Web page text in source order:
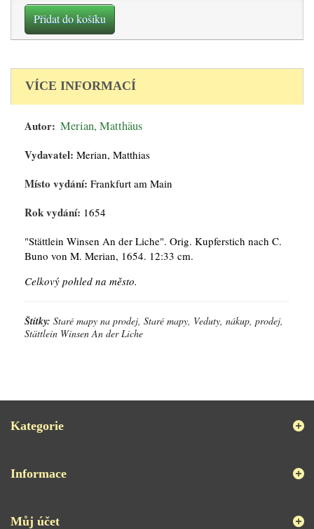
Přidat do košíku
VÍCE INFORMACÍ
Autor: Merian, Matthäus
Vydavatel: Merian, Matthias
Místo vydání: Frankfurt am Main
Rok vydání: 1654
"Stättlein Winsen An der Liche". Orig. Kupferstich nach C.
Buno von M. Merian, 1654. 12:33 cm.
Celkový pohled na město.
Štítky: Staré mapy na prodej, Staré mapy, Veduty, nákup, prodej,
Stättlein Winsen An der Liche
Kategorie
Informace
Můj účet